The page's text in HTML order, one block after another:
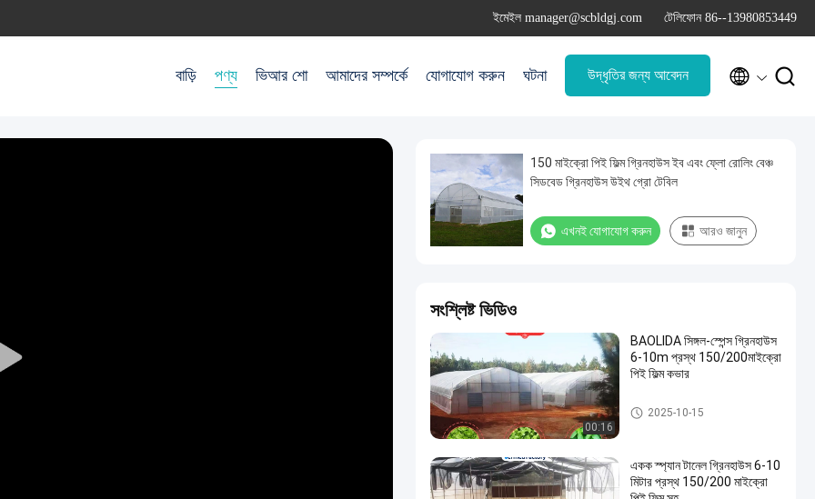
ইমেইল manager@scbldgj.com টেলিফোন 86--13980853449
বাড়ি পণ্য ভিআর শো আমাদের সম্পর্কে যোগাযোগ করুন ঘটনা উদ্ধৃতির জন্য আবেদন  
Play
150 মাইক্রো পিই ফিল্ম গ্রিনহাউস ইব এবং ফ্লো রোলিং বেঞ্চ
সিডবেড গ্রিনহাউস উইথ গ্রো টেবিল
এখনই যোগাযোগ করুন আরও জানুন
সংশ্লিষ্ট ভিডিও
00:16
BAOLIDA সিঙ্গল-স্পেন্স গ্রিনহাউস
6-10m প্রস্থ 150/200মাইক্রো
পিই ফিল্ম কভার
টানেল গ্রিনহাউস
2025-10-15
একক স্প্যান টানেল গ্রিনহাউস 6-10
মিটার প্রস্থ 150/200 মাইক্রো